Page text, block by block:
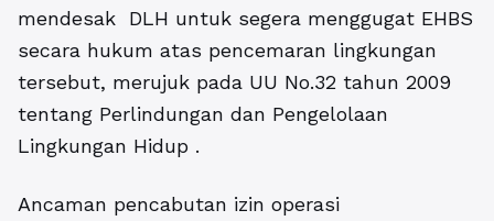
mendesak DLH untuk segera menggugat EHBS
secara hukum atas pencemaran lingkungan
tersebut, merujuk pada UU No.32 tahun 2009
tentang Perlindungan dan Pengelolaan
Lingkungan Hidup .
Ancaman pencabutan izin operasi